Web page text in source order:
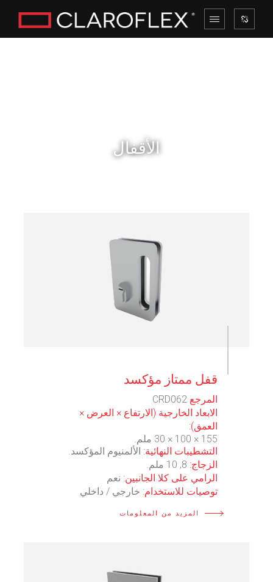
الأقفال
قفل ممتاز مؤكسد
المرجع
الابعاد الخارجية (الارتفاع × العرض ×
العمق):
155 × 100 × 30 ملم.
التشطيبات النهائية: الألمنيوم المؤكسد.
الزجاج:
الرامي على كلا الجانبين: نعم
توصيات للاستخدام: خارجي / داخلي
المزيد من المعلومات